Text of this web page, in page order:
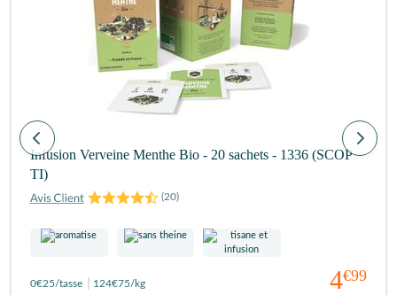
Infusion Verveine Menthe Bio - 20 sachets - 1336 (SCOP
TI)
(20)
4€99
0€25/tasse 124€75/kg